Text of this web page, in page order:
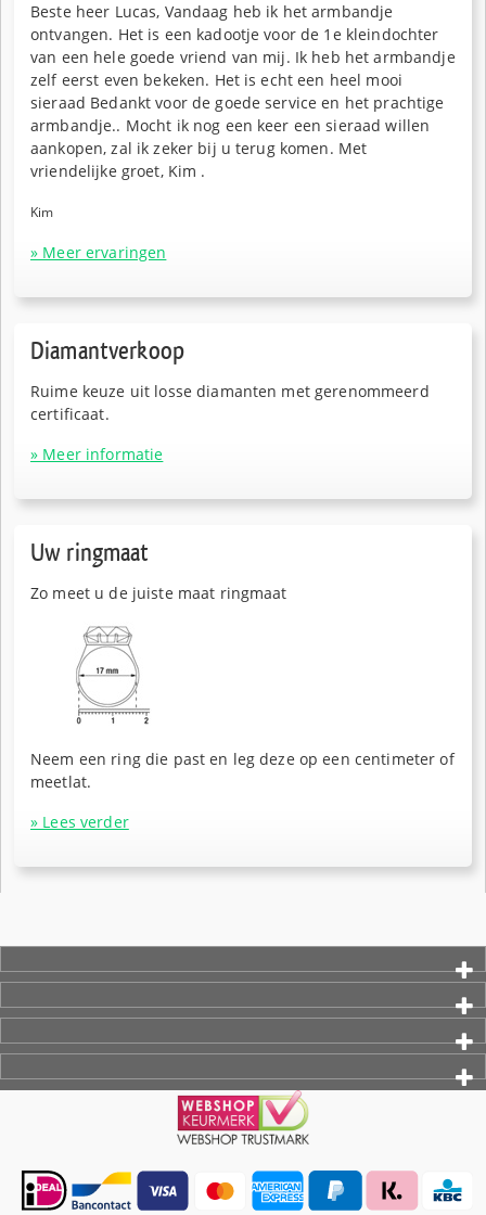
Beste heer Lucas, Vandaag heb ik het armbandje
ontvangen. Het is een kadootje voor de 1e kleindochter
van een hele goede vriend van mij. Ik heb het armbandje
zelf eerst even bekeken. Het is echt een heel mooi
sieraad Bedankt voor de goede service en het prachtige
armbandje.. Mocht ik nog een keer een sieraad willen
aankopen, zal ik zeker bij u terug komen. Met
vriendelijke groet, Kim .
Kim
» Meer ervaringen
Diamantverkoop
Ruime keuze uit losse diamanten met gerenommeerd
certificaat.
» Meer informatie
Uw ringmaat
Zo meet u de juiste maat ringmaat
Neem een ring die past en leg deze op een centimeter of
meetlat.
» Lees verder